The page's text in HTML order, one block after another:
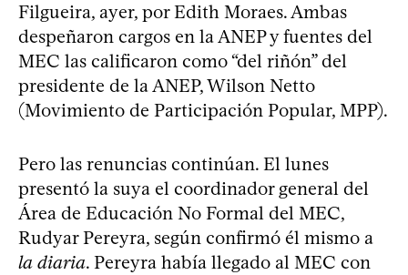
Filgueira, ayer, por Edith Moraes. Ambas
despeñaron cargos en la ANEP y fuentes del
MEC las calificaron como “del riñón” del
presidente de la ANEP, Wilson Netto
(Movimiento de Participación Popular, MPP).
Pero las renuncias continúan. El lunes
presentó la suya el coordinador general del
Área de Educación No Formal del MEC,
Rudyar Pereyra, según confirmó él mismo a
la diaria. Pereyra había llegado al MEC con